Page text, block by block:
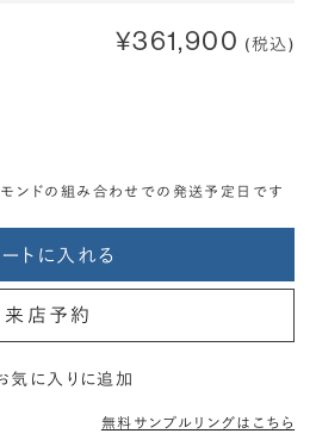
¥361,900 (税込)
ンドの組み合わせでの発送予定日です
トに入れる
来店予約
気に入りに追加
無料サンプルリングはこちら